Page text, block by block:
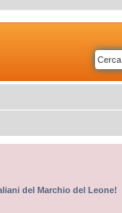
del Marchio del Leone!